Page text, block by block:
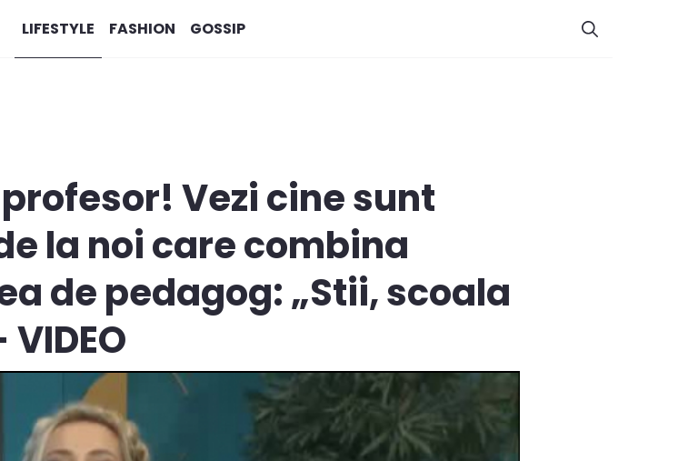
LIFESTYLE FASHION GOSSIP
Vezi cine sunt
la noi care combina
de pedagog: „Stii, scoala